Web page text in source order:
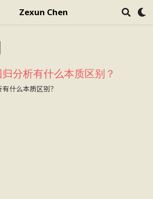
Zexun Chen
分析有什么本质区别？
什么本质区别？